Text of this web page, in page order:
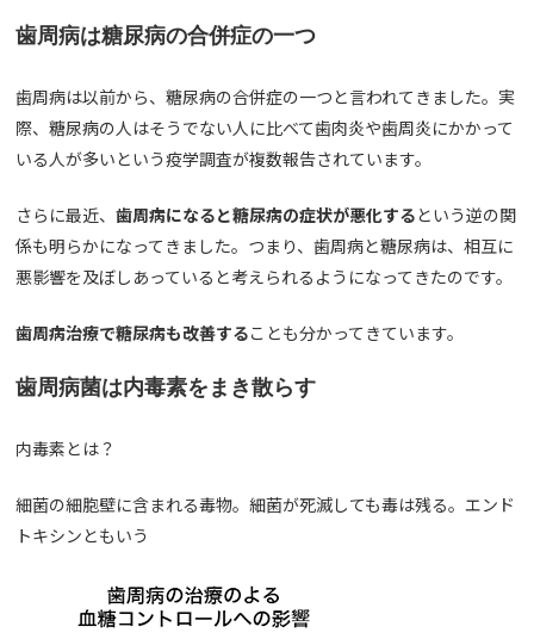
歯周病は糖尿病の合併症の一つ
歯周病は以前から、糖尿病の合併症の一つと言われてきました。実
際、糖尿病の人はそうでない人に比べて歯肉炎や歯周炎にかかって
いる人が多いという疫学調査が複数報告されています。
さらに最近、歯周病になると糖尿病の症状が悪化するという逆の関
係も明らかになってきました。つまり、歯周病と糖尿病は、相互に
悪影響を及ぼしあっていると考えられるようになってきたのです。
歯周病治療で糖尿病も改善することも分かってきています。
歯周病菌は内毒素をまき散らす
内毒素とは？
細菌の細胞壁に含まれる毒物。細菌が死滅しても毒は残る。エンド
トキシンともいう